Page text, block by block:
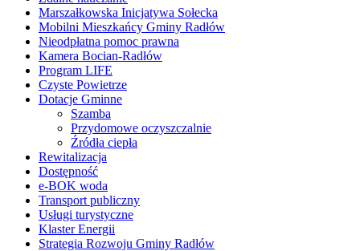
Marszałkowska Inicjatywa Sołecka
Mobilni Mieszkańcy Gminy Radłów
Nieodpłatna pomoc prawna
Kamera Bocian-Radłów
Program LIFE
Czyste Powietrze
Dotacje Gminne
Szamba
Przydomowe oczyszczalnie
Źródła ciepła
Rewitalizacja
Dostępność
e-BOK woda
Transport publiczny
Usługi turystyczne
Klaster Energii
Strategia Rozwoju Gminy Radłów